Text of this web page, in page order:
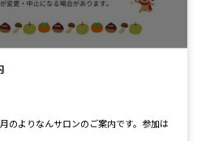
のよりなんサロンのご案内です。参加は